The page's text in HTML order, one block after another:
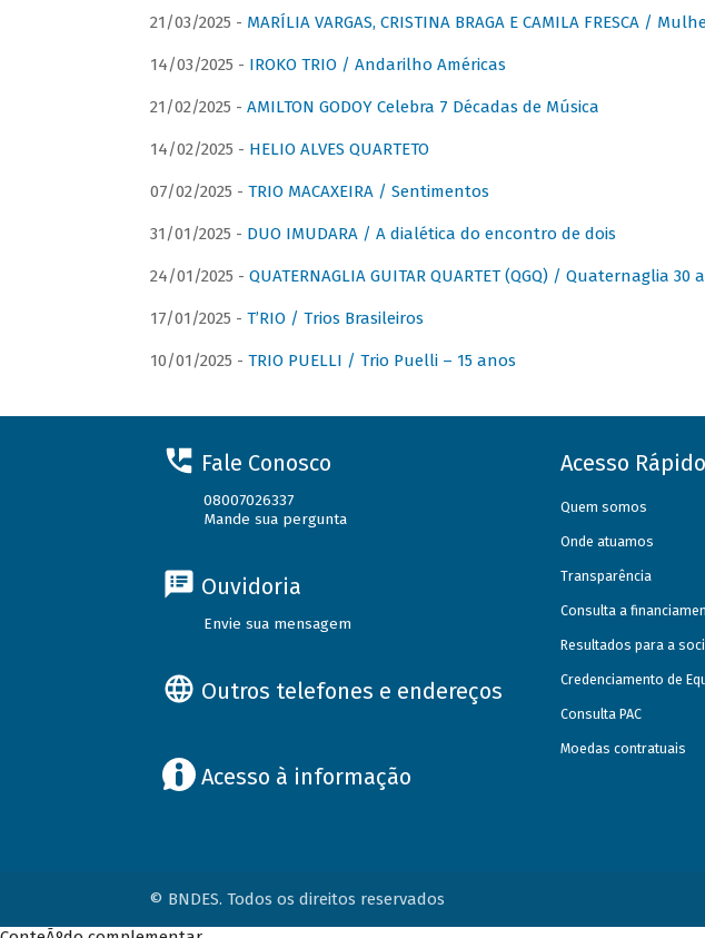
21/03/2025 - MARÍLIA VARGAS, CRISTINA BRAGA E CAMILA FRESCA /
14/03/2025 - IROKO TRIO / Andarilho Américas
21/02/2025 - AMILTON GODOY Celebra 7 Décadas de Música
14/02/2025 - HELIO ALVES QUARTETO
07/02/2025 - TRIO MACAXEIRA / Sentimentos
31/01/2025 - DUO IMUDARA / A dialética do encontro de dois
24/01/2025 - QUATERNAGLIA GUITAR QUARTET (QGQ) / Quaternaglia 30
17/01/2025 - T’RIO / Trios Brasileiros
10/01/2025 - TRIO PUELLI / Trio Puelli – 15 anos
Fale Conosco
08007026337
Mande sua pergunta
Ouvidoria
Envie sua mensagem
Outros telefones e endereços
Acesso à informação
Acesso Rápido
Quem somos
Onde atuamos
Transparência
Consulta a
Resultados para a
Credenciamento de
Consulta PAC
Moedas contratuais
© BNDES. Todos os direitos reservados